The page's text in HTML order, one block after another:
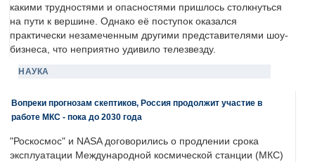
какими трудностями и опасностями пришлось столкнуться
на пути к вершине. Однако её поступок оказался
практически незамеченным другими представителями шоу-
бизнеса, что неприятно удивило телезвезду.
НАУКА
Вопреки прогнозам скептиков, Россия продолжит участие в
работе МКС - пока до 2030 года
"Роскосмос" и NASA договорились о продлении срока
эксплуатации Международной космической станции (МКС)